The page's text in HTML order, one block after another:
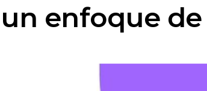
enfoque